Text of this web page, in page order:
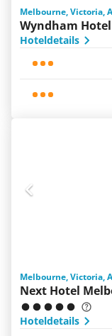
Melbourne, Victoria,
Wyndham
Hoteldetails
Melbourne, Victoria,
Next Hotel
Hoteldetails